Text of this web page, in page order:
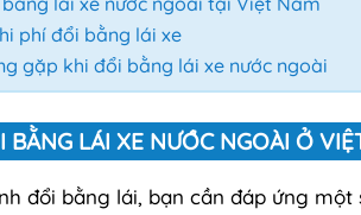
phí đổi bằng lái xe
gặp khi đổi bằng lái xe nước ngoài
LÁI XE NƯỚC NGOÀI Ở
đổi bằng lái, bạn cần đáp ứng